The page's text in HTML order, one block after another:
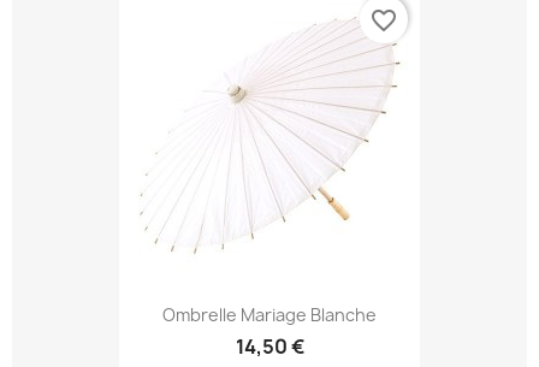
Ombrelle Mariage Blanche
14,50 €
favorite_border